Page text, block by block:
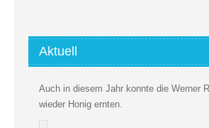
Aktuell
Auch in diesem Jahr konnte die Werner
wieder Honig ernten.